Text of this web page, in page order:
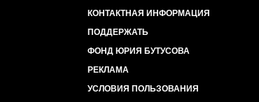
КОНТАКТНАЯ ИНФОРМАЦИЯ
ПОДДЕРЖАТЬ
ФОНД ЮРИЯ БУТУСОВА
РЕКЛАМА
УСЛОВИЯ ПОЛЬЗОВАНИЯ